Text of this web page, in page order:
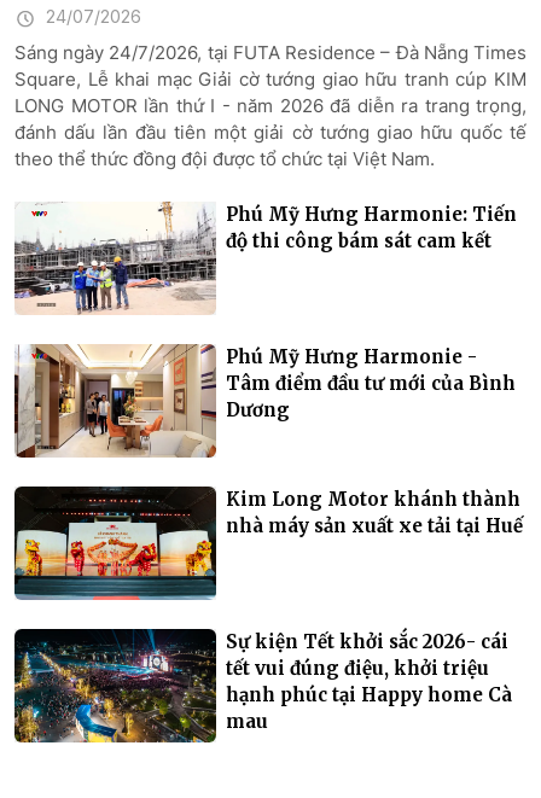
24/07/2026
Sáng ngày 24/7/2026, tại FUTA Residence – Đà Nẵng Times
Square, Lễ khai mạc Giải cờ tướng giao hữu tranh cúp KIM
LONG MOTOR lần thứ I - năm 2026 đã diễn ra trang trọng,
đánh dấu lần đầu tiên một giải cờ tướng giao hữu quốc tế
theo thể thức đồng đội được tổ chức tại Việt Nam.
Phú Mỹ Hưng Harmonie: Tiến
độ thi công bám sát cam kết
Phú Mỹ Hưng Harmonie -
Tâm điểm đầu tư mới của Bình
Dương
Kim Long Motor khánh thành
nhà máy sản xuất xe tải tại Huế
Sự kiện Tết khởi sắc 2026- cái
tết vui đúng điệu, khởi triệu
hạnh phúc tại Happy home Cà
mau